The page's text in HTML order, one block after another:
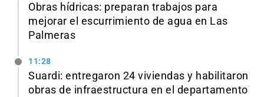
Obras hídricas: preparan trabajos para
mejorar el escurrimiento de agua en Las
Palmeras
11:28
Suardi: entregaron 24 viviendas y habilitaron
obras de infraestructura en el departamento